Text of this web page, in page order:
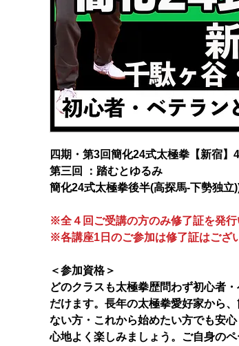
四期・第3回簡化24式太極拳【新宿】
第三回 ：踏むとゆるみ
簡化24式太極拳後半(高探馬-下勢独立
※全４回ご受講の方のみ修了証を発行
※各講座1日のご参加は修了証はござ
＜参加資格＞
どのクラスも太極拳歴問わず初心者
だけます。長年の太極拳愛好家から
ない方・これから始めたい方でも安
心地よく楽しみましょう。ご自身の